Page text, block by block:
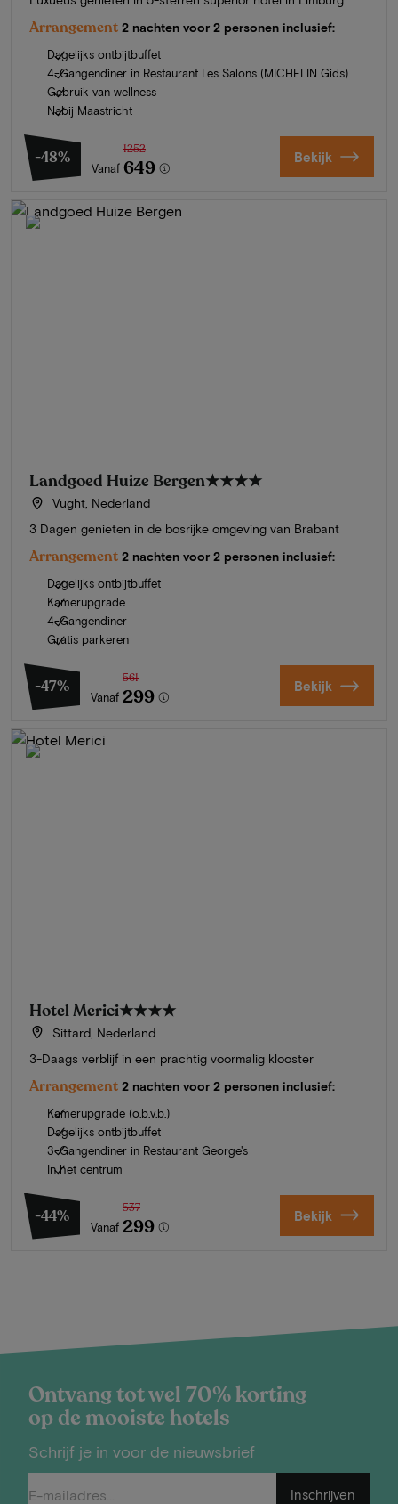
Arrangement 2 nachten voor 2 personen inclusief:
Dagelijks ontbijtbuffet
4-Gangendiner in Restaurant Les Salons (MICHELIN Gids)
Gebruik van wellness
Nabij Maastricht
-48%
Vanaf
1252
649 Bekijk
Landgoed Huize Bergen★★★★
Vught, Nederland
3 Dagen genieten in de bosrijke omgeving van Brabant
Arrangement 2 nachten voor 2 personen inclusief:
Dagelijks ontbijtbuffet
Kamerupgrade
4-Gangendiner
Gratis parkeren
-47%
Vanaf
561
299 Bekijk
Hotel Merici★★★★
Sittard, Nederland
3-Daags verblijf in een prachtig voormalig klooster
Arrangement 2 nachten voor 2 personen inclusief:
Kamerupgrade (o.b.v.b.)
Dagelijks ontbijtbuffet
3-Gangendiner in Restaurant George's
In het centrum
-44%
Vanaf
537
299 Bekijk
Ontvang tot wel 70% korting
op de mooiste hotels
Schrijf je in voor de nieuwsbrief
Inschrijven